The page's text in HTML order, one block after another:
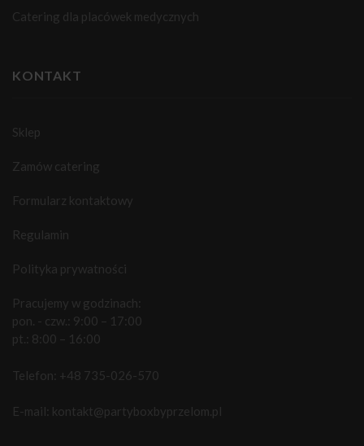
Catering dla placówek medycznych
KONTAKT
Sklep
Zamów catering
Formularz kontaktowy
Regulamin
Polityka prywatności
Pracujemy w godzinach:
pon. - czw.: 9:00 – 17:00
pt.: 8:00 – 16:00
Telefon: +48 735-026-570
E-mail: kontakt@partyboxbyprzelom.pl